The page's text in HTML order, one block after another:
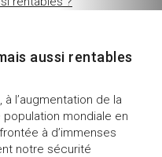
aussi rentables
l’augmentation de la
mondiale en
à d’immenses
notre sécurité